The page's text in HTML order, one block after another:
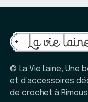
© La Vie Laine, Une
et d’accessoires
de crochet à